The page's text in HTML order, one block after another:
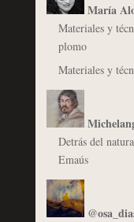
María
Materiales y
plomo
Materiales y
Detrás del
Emaús